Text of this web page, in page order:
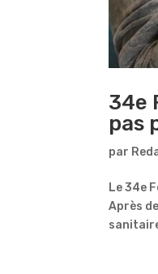
34e
pas
par
Le 34e
Après